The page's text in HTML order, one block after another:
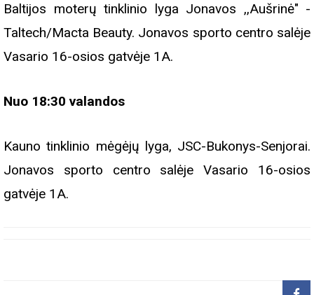
Baltijos moterų tinklinio lyga Jonavos ,,Aušrinė" -
Taltech/Macta Beauty. Jonavos sporto centro salėje
Vasario 16-osios gatvėje 1A.
Nuo 18:30 valandos
Kauno tinklinio mėgėjų lyga, JSC-Bukonys-Senjorai.
Jonavos sporto centro salėje Vasario 16-osios
gatvėje 1A.